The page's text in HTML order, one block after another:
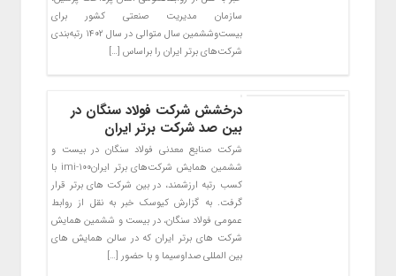
سازمان مدیریت صنعتی کشور برای
بیست‌وششمین سال متوالی در سال ۱۴۰۲ رتبه‌بندی
شرکت‌های برتر ایران را براساس […]
درخشش شرکت فولاد سنگان در
بین صد شرکت برتر ایران
شرکت صنایع معدنی فولاد سنگان در بیست و
ششمین همایش شرکت‌های برتر ایرانimi-100 با
کسب رتبه ارزشمند، در بین شرکت های برتر قرار
گرفت. به گزارش کیوسک خبر به نقل از روابط
عمومی فولاد سنگان، در بیست و ششمین همایش
شرکت های برتر ایران که در سالن همایش های
بین المللی صداوسیما و با حضور […]